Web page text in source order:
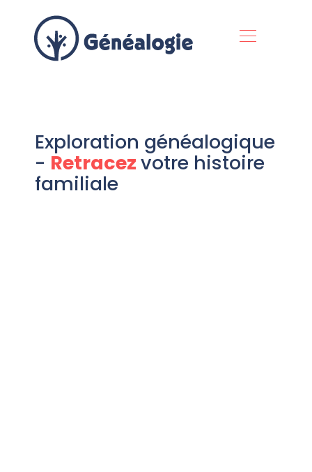
Exploration généalogique
- Retracezvotre histoire
familiale